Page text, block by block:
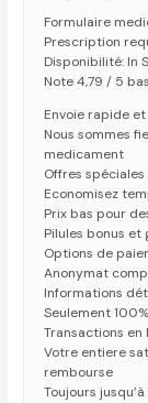
Formulaire
Prescription
Disponibilité: In
Note 4,79 / 5
Envoie rapide
Nous sommes
medicament
Offres
Economisez
Prix bas pour
Pilules bonus
Options de
Anonymat
Informations
Seulement
Transactions en
Votre entiere
rembourse
Toujours